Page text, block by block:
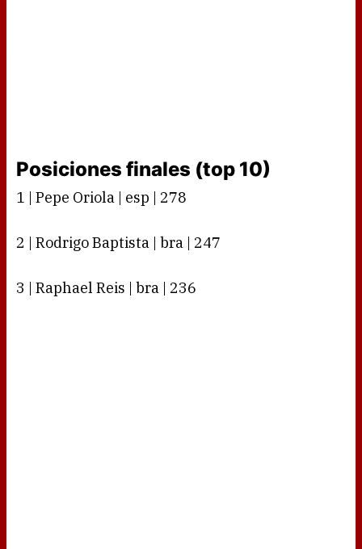
Posiciones finales (top 10)
1 | Pepe Oriola | esp | 278
2 | Rodrigo Baptista | bra | 247
3 | Raphael Reis | bra | 236